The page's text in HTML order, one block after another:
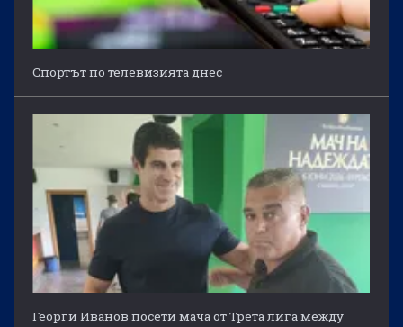
Спортът по телевизията днес
Георги Иванов посети мача от Трета лига между